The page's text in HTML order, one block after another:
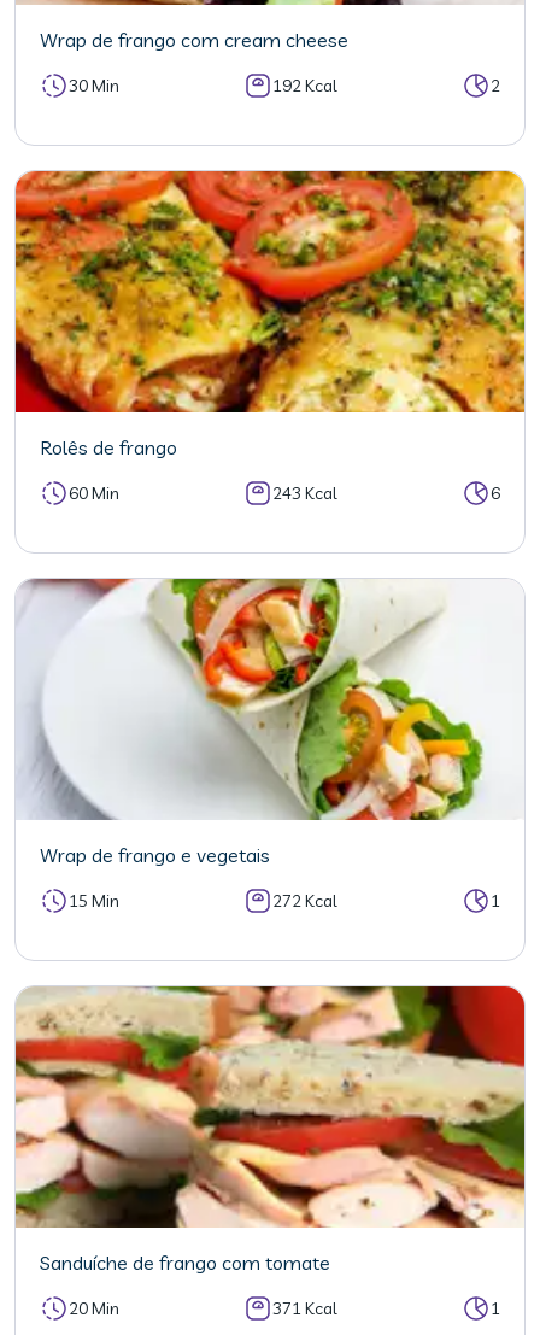
Wrap de frango com cream cheese
30 Min 192 Kcal 2
Rolês de frango
60 Min 243 Kcal 6
Wrap de frango e vegetais
15 Min 272 Kcal 1
Sanduíche de frango com tomate
20 Min 371 Kcal 1